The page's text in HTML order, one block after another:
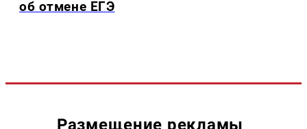
об отмене ЕГЭ
Размещение рекламы